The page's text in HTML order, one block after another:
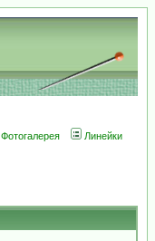
Фотогалерея
Линейки